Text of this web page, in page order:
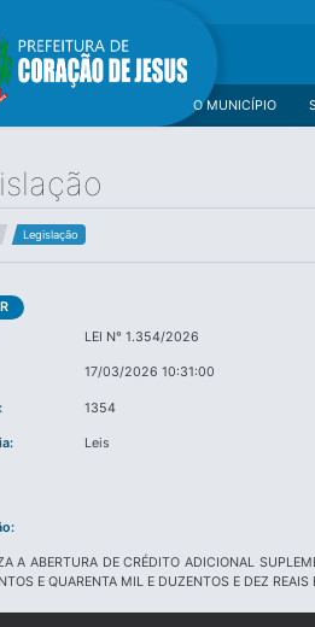
O MUNICÍPIO
Legislação
LEI N° 1.354/2026
17/03/2026 10:31:00
1354
Leis
A ABERTURA DE CRÉDITO ADICIONAL
E QUARENTA MIL E DUZENTOS E DEZ